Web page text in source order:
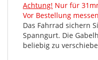
Achtung! Nur für
Vor Bestellung
Das Fahrrad sichern
Spanngurt. Die
beliebig zu